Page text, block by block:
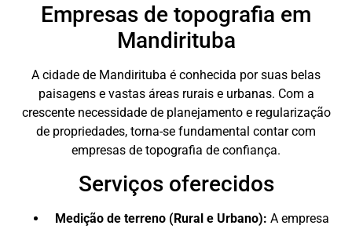
Empresas de topografia em
Mandirituba
A cidade de Mandirituba é conhecida por suas belas
paisagens e vastas áreas rurais e urbanas. Com a
crescente necessidade de planejamento e regularização
de propriedades, torna-se fundamental contar com
empresas de topografia de confiança.
Serviços oferecidos
Medição de terreno (Rural e Urbano): A empresa